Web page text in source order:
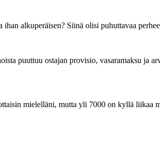
alkuperäisen? Siinä olisi puhuttavaa
puuttuu ostajan provisio, vasaramaksu ja
mielelläni, mutta yli 7000 on kyllä liikaa